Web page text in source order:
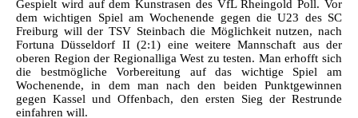
Gespielt wird auf dem Kunstrasen des VfL Rheingold Poll. Vor
dem wichtigen Spiel am Wochenende gegen die U23 des SC
Freiburg will der TSV Steinbach die Möglichkeit nutzen, nach
Fortuna Düsseldorf II (2:1) eine weitere Mannschaft aus der
oberen Region der Regionalliga West zu testen. Man erhofft sich
die bestmögliche Vorbereitung auf das wichtige Spiel am
Wochenende, in dem man nach den beiden Punktgewinnen
gegen Kassel und Offenbach, den ersten Sieg der Restrunde
einfahren will.